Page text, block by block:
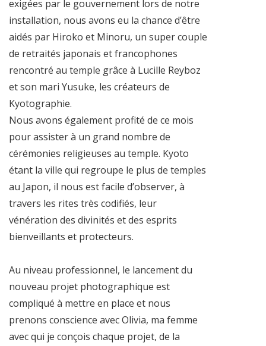
exigées par le gouvernement lors de notre
installation, nous avons eu la chance d’être
aidés par Hiroko et Minoru, un super couple
de retraités japonais et francophones
rencontré au temple grâce à Lucille Reyboz
et son mari Yusuke, les créateurs de
Kyotographie.
Nous avons également profité de ce mois
pour assister à un grand nombre de
cérémonies religieuses au temple. Kyoto
étant la ville qui regroupe le plus de temples
au Japon, il nous est facile d’observer, à
travers les rites très codifiés, leur
vénération des divinités et des esprits
bienveillants et protecteurs.
Au niveau professionnel, le lancement du
nouveau projet photographique est
compliqué à mettre en place et nous
prenons conscience avec Olivia, ma femme
avec qui je conçois chaque projet, de la